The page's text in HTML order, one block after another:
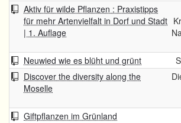
Aktiv für wilde Pflanzen : Praxistipps
für mehr Artenvielfalt in Dorf und Stadt
| 1. Auflage
Neuwied wie es blüht und grünt
Discover the diversity along the
Moselle
Giftpflanzen im Grünland